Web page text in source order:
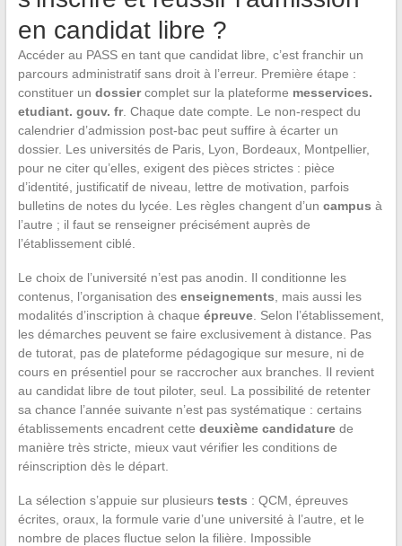
en candidat libre ?
Accéder au PASS en tant que candidat libre, c’est franchir un
parcours administratif sans droit à l’erreur. Première étape :
constituer un dossiercomplet sur la plateforme messervices.
etudiant. gouv. fr. Chaque date compte. Le non-respect du
calendrier d’admission post-bac peut suffire à écarter un
dossier. Les universités de Paris, Lyon, Bordeaux, Montpellier,
pour ne citer qu’elles, exigent des pièces strictes : pièce
d’identité, justificatif de niveau, lettre de motivation, parfois
bulletins de notes du lycée. Les règles changent d’un campus à
l’autre ; il faut se renseigner précisément auprès de
l’établissement ciblé.
Le choix de l’université n’est pas anodin. Il conditionne les
contenus, l’organisation des enseignements , mais aussi les
modalités d’inscription à chaque épreuve. Selon l’établissement,
les démarches peuvent se faire exclusivement à distance. Pas
de tutorat, pas de plateforme pédagogique sur mesure, ni de
cours en présentiel pour se raccrocher aux branches. Il revient
au candidat libre de tout piloter, seul. La possibilité de retenter
sa chance l’année suivante n’est pas systématique : certains
établissements encadrent cette deuxième candidaturede
manière très stricte, mieux vaut vérifier les conditions de
réinscription dès le départ.
La sélection s’appuie sur plusieurs tests : QCM, épreuves
écrites, oraux, la formule varie d’une université à l’autre, et le
nombre de places fluctue selon la filière. Impossible